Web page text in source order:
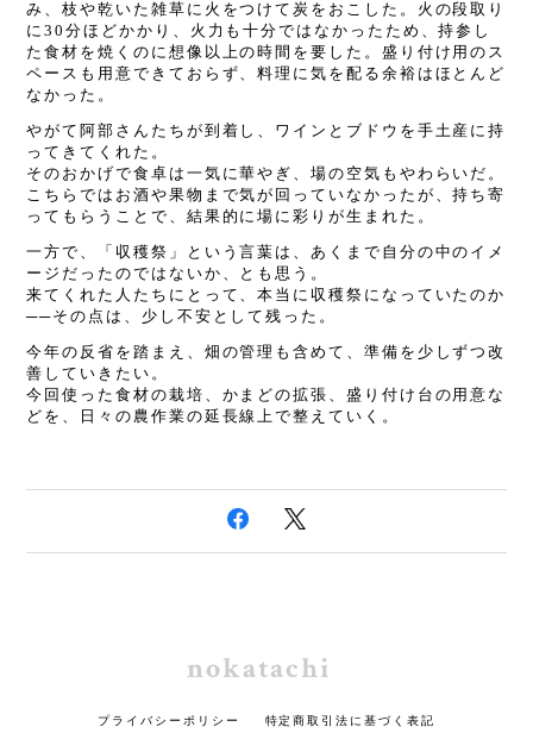
み、枝や乾いた雑草に火をつけて炭をおこした。火の段取り
に30分ほどかかり、火力も十分ではなかったため、持参し
た食材を焼くのに想像以上の時間を要した。盛り付け用のス
ペースも用意できておらず、料理に気を配る余裕はほとんど
なかった。
やがて阿部さんたちが到着し、ワインとブドウを手土産に持
ってきてくれた。
そのおかげで食卓は一気に華やぎ、場の空気もやわらいだ。
こちらではお酒や果物まで気が回っていなかったが、持ち寄
ってもらうことで、結果的に場に彩りが生まれた。
一方で、「収穫祭」という言葉は、あくまで自分の中のイメ
ージだったのではないか、とも思う。
来てくれた人たちにとって、本当に収穫祭になっていたのか
──その点は、少し不安として残った。
今年の反省を踏まえ、畑の管理も含めて、準備を少しずつ改
善していきたい。
今回使った食材の栽培、かまどの拡張、盛り付け台の用意な
どを、日々の農作業の延長線上で整えていく。
nokatachi
プライバシーポリシー 特定商取引法に基づく表記